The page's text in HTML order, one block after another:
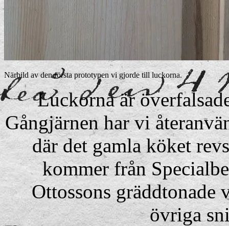
Närbild av den första prototypen vi gjorde till luckorna.
Luckorna är
Gångjärnen har vi
där det gamla köket
kommer från
Ottossons
övriga